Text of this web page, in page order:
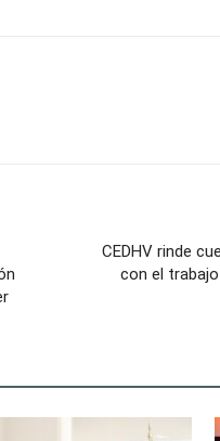
CEDHV rinde
con el